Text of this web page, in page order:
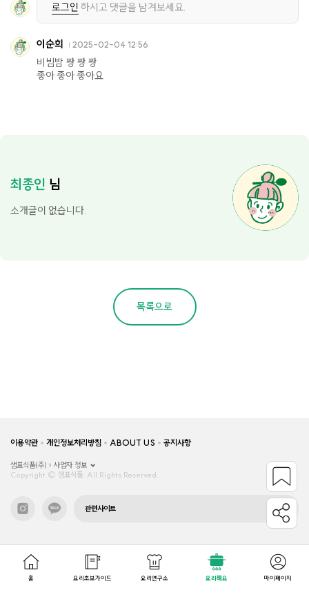
홈 요리초보가이드 요리연구소 요리해요 마이페이지
로그인 하시고 댓글을 남겨보세요.
이순희 2025-02-04 12:56
비빔밤 짱 짱 짱
좋아 좋아 좋아요
최종인 님
소개글이 없습니다.
목록으로
이용약관 개인정보처리방침 ABOUT US 공지사항
샘표식품(주)
사업자 정보
Copyright © 샘표식품, All Rights Reserved.
관련사이트